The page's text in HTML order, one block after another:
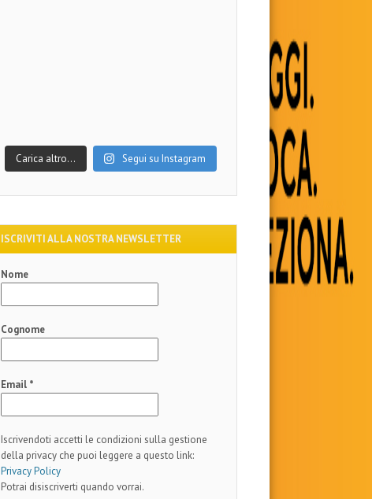
Carica altro… Segui su Instagram
ISCRIVITI ALLA NOSTRA NEWSLETTER
Nome
Cognome
Email *
Iscrivendoti accetti le condizioni sulla gestione
della privacy che puoi leggere a questo link:
Privacy Policy
Potrai disiscriverti quando vorrai.